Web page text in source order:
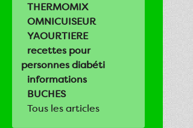
THERMOMIX
OMNICUISEUR
YAOURTIERE
recettes pour
personnes diabéti
informations
BUCHES
Tous les articles